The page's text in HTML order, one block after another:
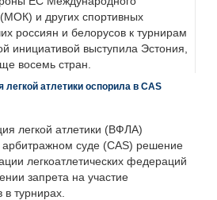
и других спортивных
россиян и белорусов к турнирам
инициативой выступила Эстония,
восемь стран.
атлетики оспорила в CAS
легкой атлетики (ВФЛА)
суде (CAS) решение
легкоатлетических федераций
запрета на участие
в турнирах.